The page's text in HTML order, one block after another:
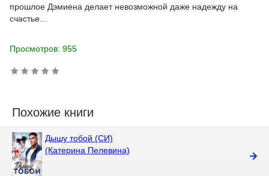
прошлое Дэмиена делает невозможной даже надежду на
счастье...
Просмотров: 955
Похожие книги
Дышу тобой (СИ)
(Катерина Пелевина)